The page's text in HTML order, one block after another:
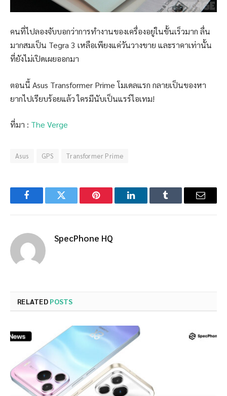
คนที่ไปลองจับบอกว่าการทำงานของเครื่องอยู่ในขั้นเร็วมาก ลื่น
มากสมเป็น Tegra 3 เหลือเพียงแค่วันวางขาย และราคาเท่านั้น
ที่ยังไม่เปิดเผยออกมา
ตอนนี้ Asus Transformer Prime โมเดลแรก กลายเป็นของหา
ยากไปเรียบร้อยแล้ว ใครมีนับเป็นแรร์ไอเทม!
ที่มา : The Verge
Asus GPS Transformer Prime
FacebookTwitter Pinterest LinkedInTumblr Email
SpecPhone HQ
RELATED POSTS